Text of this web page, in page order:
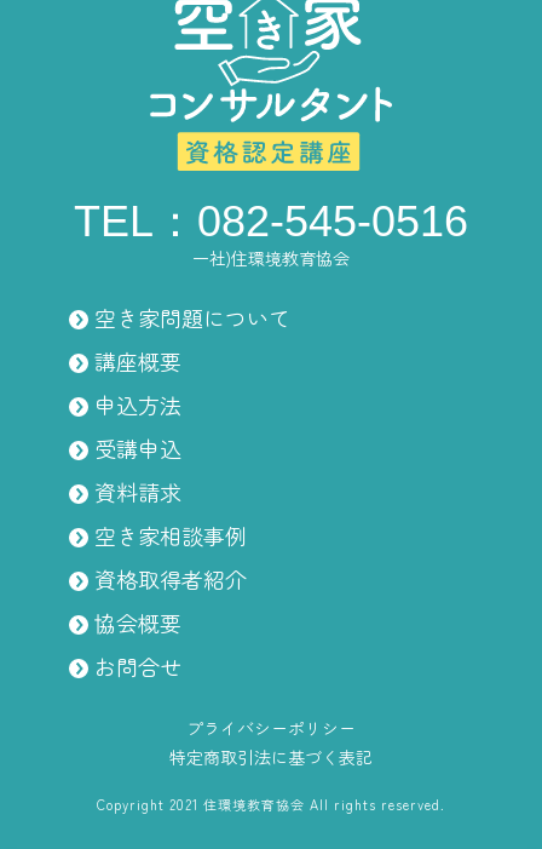
TEL：082-545-0516
一社)住環境教育協会
空き家問題について
講座概要
申込方法
受講申込
資料請求
空き家相談事例
資格取得者紹介
協会概要
お問合せ
プライバシーポリシー
特定商取引法に基づく表記
Copyright 2021 住環境教育協会 All rights reserved.